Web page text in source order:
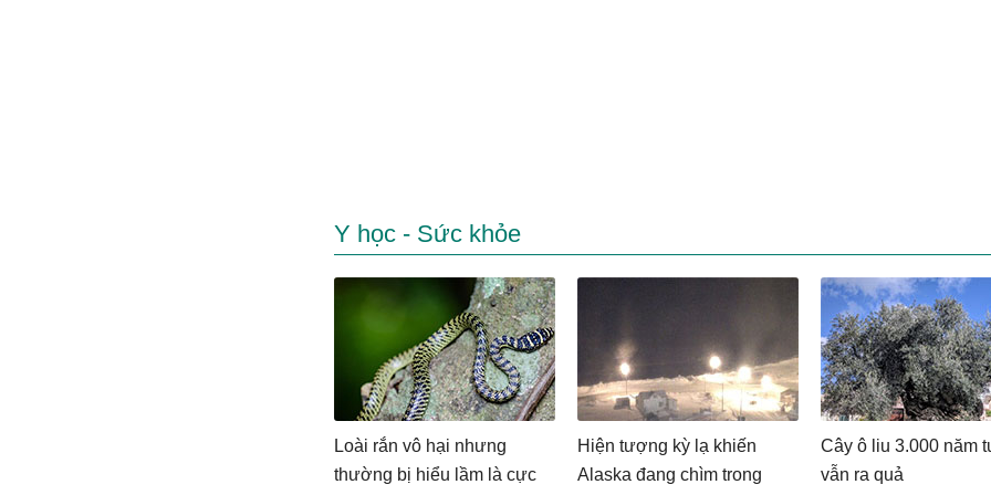
Y học - Sức khỏe
Loài rắn vô hại nhưng
thường bị hiểu lầm là cực
Hiện tượng kỳ lạ khiến
Alaska đang chìm trong
Cây ô liu 3.000 năm
vẫn ra quả